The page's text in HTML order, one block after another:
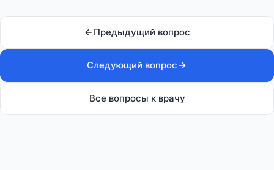
Предыдущий вопрос
Следующий вопрос
Все вопросы к врачу